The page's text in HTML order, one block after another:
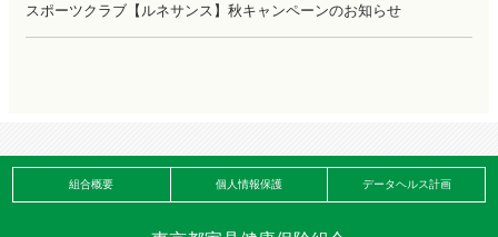
スポーツクラブ【ルネサンス】秋キャンペーンのお知らせ
組合概要 個人情報保護 データヘルス計画